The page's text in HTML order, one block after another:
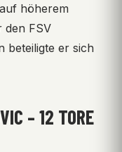
höherem
den FSV
beteiligte er sich
– 12 TORE